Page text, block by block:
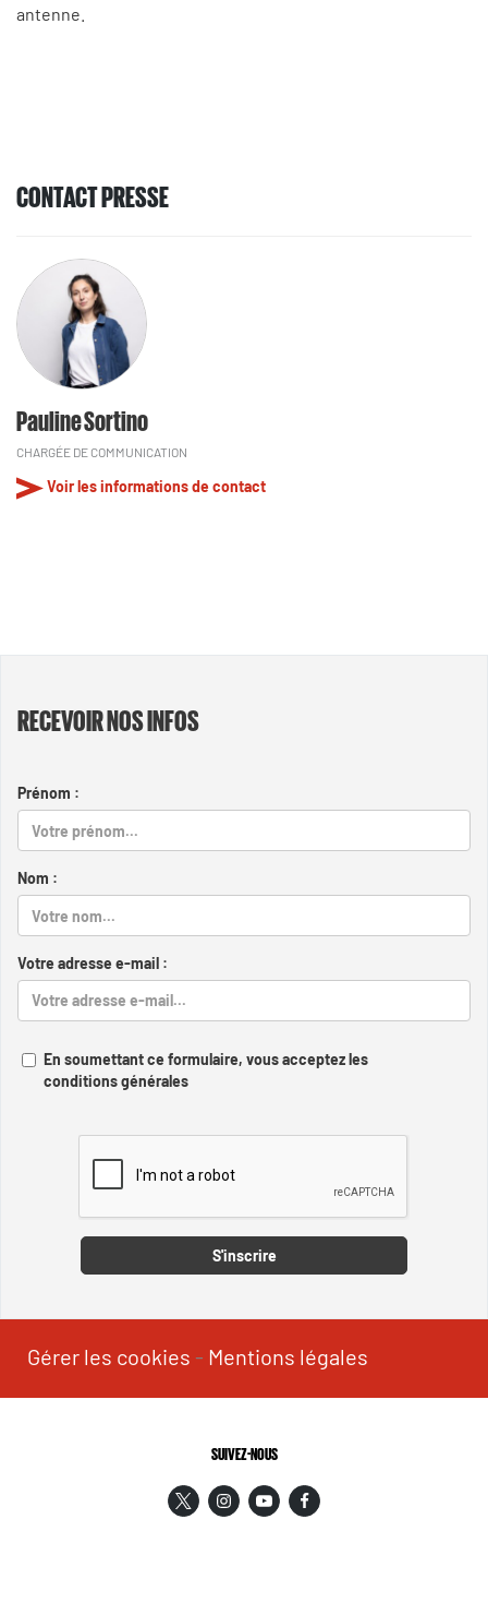
antenne.
CONTACT PRESSE
Pauline Sortino
CHARGÉE DE COMMUNICATION
Voir les informations de contact
RECEVOIR NOS INFOS
Prénom :
Nom :
Votre adresse e-mail :
En soumettant ce formulaire, vous acceptez les
conditions générales
S'inscrire
Gérer les cookies - Mentions légales
SUIVEZ-NOUS